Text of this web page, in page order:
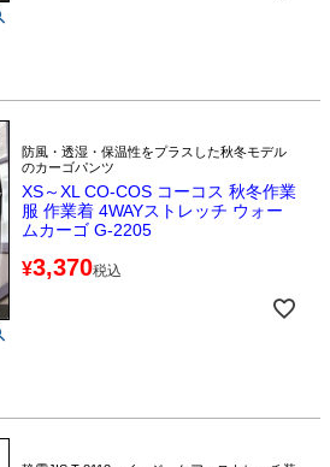
防風・透湿・保温性をプラスした秋冬モデル
のカーゴパンツ
XS～XL CO-COS コーコス 秋冬作業
服 作業着 4WAYストレッチ ウォー
ムカーゴ G-2205
¥3,370税込